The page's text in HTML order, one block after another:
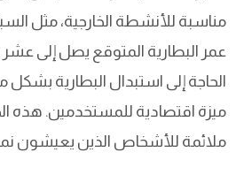
مناسبة للأنشطة الخارجية، مثل
عمر البطارية المتوقع يصل إلى
الحاجة إلى استبدال البطارية بشكل
ميزة اقتصادية للمستخدمين. هذه
ملائمة للأشخاص الذين يعيشون